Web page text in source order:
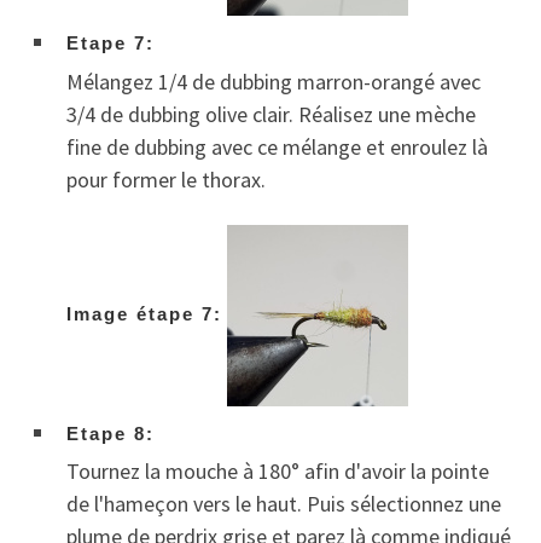
Etape 7:
Mélangez 1/4 de dubbing marron-orangé avec
3/4 de dubbing olive clair. Réalisez une mèche
fine de dubbing avec ce mélange et enroulez là
pour former le thorax.
Image étape 7:
Etape 8:
Tournez la mouche à 180° afin d'avoir la pointe
de l'hameçon vers le haut. Puis sélectionnez une
plume de perdrix grise et parez là comme indiqué